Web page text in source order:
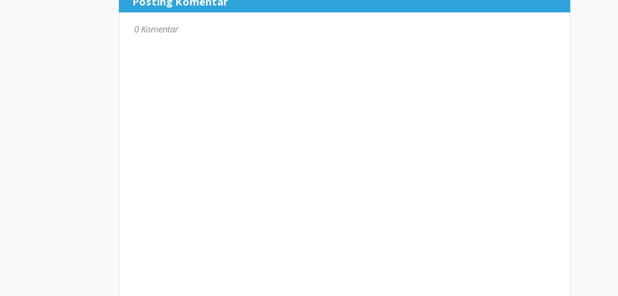
0 Komentar